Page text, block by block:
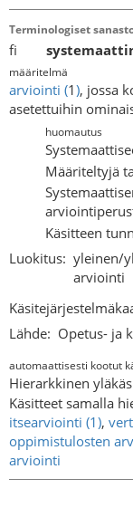
Terminologiset
fi
määritelmä
arviointi (1), jossa
asetettuihin
huomautus
Määriteltyjä
Käsitteen
Luokitus: yleinen/
arviointi
Lähde: Opetus- ja
automaattisesti kootut
Hierarkkinen
Käsitteet samalla
itsearviointi (1),
oppimistulosten
arviointi